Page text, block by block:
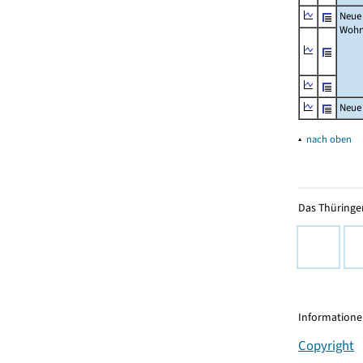
Neue
▴ nach oben
Das
Copyright